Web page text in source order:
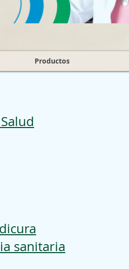
Productos
sanitaria